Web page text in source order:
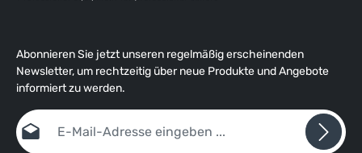
Abonnieren Sie jetzt unseren regelmäßig erscheinenden
Newsletter, um rechtzeitig über neue Produkte und Angebote
informiert zu werden.
E-Mail-Adresse*